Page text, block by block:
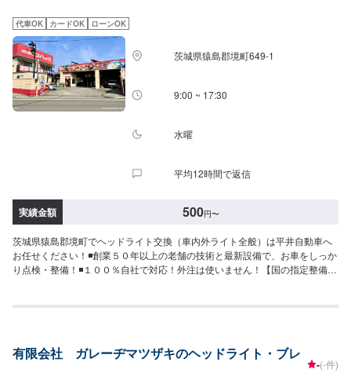
さい。駐車スペースは事務所前の空いているスペースに駐車してください。
受付はスタッフへ「メンテモで予約しました」とお伝えください。ご案内い
たします。【定休日・営業時間】定休日：日曜日、祝日営業時間：
8:30~17:30
代車OK カードOK ローンOK
茨城県猿島郡境町649-1
9:00 ~ 17:30
水曜
平均12時間で返信
実績金額 500円〜
茨城県猿島郡境町でヘッドライト交換（車内外ライト全般）は平井自動車へ
お任せください！◾創業５０年以上の老舗の技術と最新設備で、お車をしっか
り点検・整備！◾１００％自社で対応！外注は使いません！【国の指定整備工
店で断られてしまった…★保険を使えべきなのかわからない…などのご相談
積りにご納得いただければ作業開始【4】仕上がり次第納車-----納期について-
----納期は通常1日～2日程度で納車となります。車種や条件などにより、納期
有限会社 ガレーヂマツザキのヘッドライト・ブレ
-(-件)